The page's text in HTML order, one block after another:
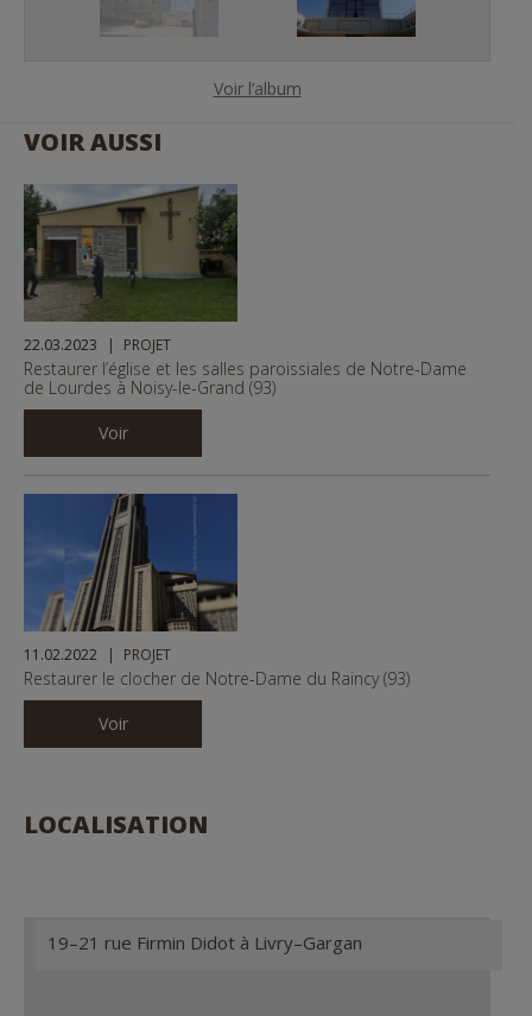
Voir l’album
u
VOIR AUSSI
22.03.2023 PROJET
Restaurer l’église et les salles paroissiales de Notre-Dame
de Lourdes à Noisy-le-Grand (93)
Voir
11.02.2022 PROJET
Restaurer le clocher de Notre-Dame du Raincy (93)
Voir
LOCALISATION
19–21 rue Firmin Didot à Livry–Gargan